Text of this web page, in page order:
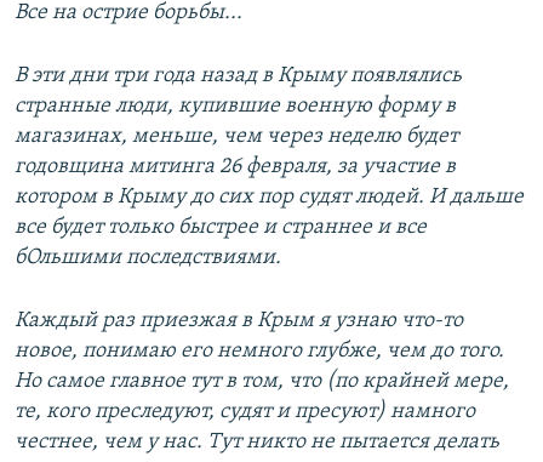
Все на острие борьбы...
В эти дни три года назад в Крыму появлялись
странные люди, купившие военную форму в
магазинах, меньше, чем через неделю будет
годовщина митинга 26 февраля, за участие в
котором в Крыму до сих пор судят людей. И дальше
все будет только быстрее и страннее и все
бОльшими последствиями.
Каждый раз приезжая в Крым я узнаю что-то
новое, понимаю его немного глубже, чем до того.
Но самое главное тут в том, что (по крайней мере,
те, кого преследуют, судят и пресуют) намного
честнее, чем у нас. Тут никто не пытается делать